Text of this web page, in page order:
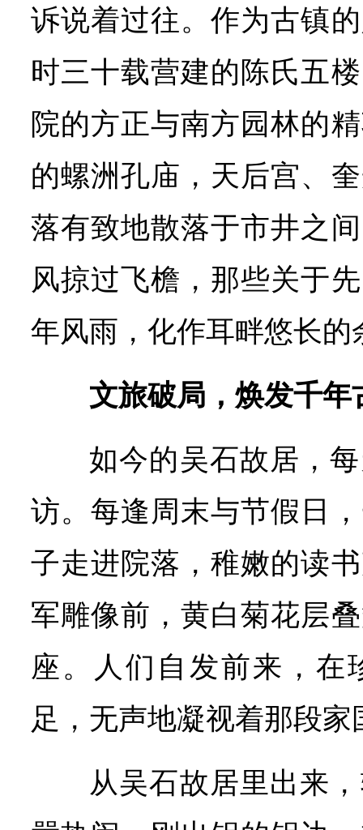
诉说着过往。作为古镇
时三十载营建的陈氏五
院的方正与南方园林的
的螺洲孔庙，天后宫、
落有致地散落于市井之
风掠过飞檐，那些关于
年风雨，化作耳畔悠长的
文旅破局，焕发千年
如今的吴石故居，
访。每逢周末与节假日
子走进院落，稚嫩的读
军雕像前，黄白菊花层
座。人们自发前来，在
足，无声地凝视着那段家
从吴石故居里出来